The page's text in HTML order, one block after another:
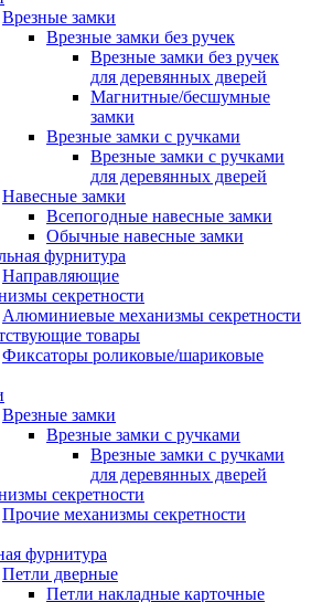
Врезные замки
Врезные замки без ручек
Врезные замки без ручек
для деревянных дверей
Магнитные/бесшумные
замки
Врезные замки с ручками
Врезные замки с ручками
для деревянных дверей
Навесные замки
Всепогодные навесные замки
Обычные навесные замки
фурнитура
Направляющие
секретности
Алюминиевые механизмы секретности
товары
Фиксаторы роликовые/шариковые
Врезные замки
Врезные замки с ручками
Врезные замки с ручками
для деревянных дверей
секретности
Прочие механизмы секретности
фурнитура
Петли дверные
Петли накладные карточные